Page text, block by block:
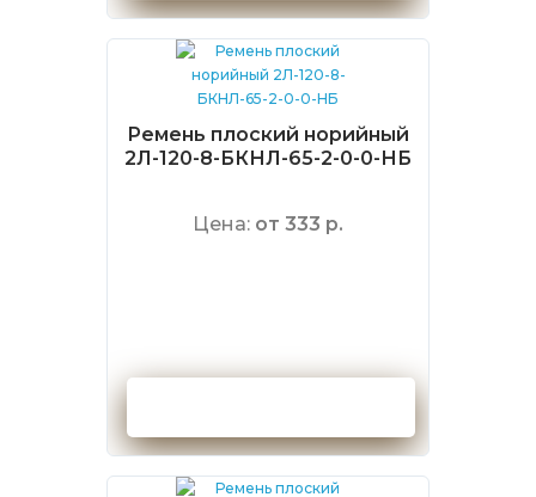
Ремень плоский норийный
2Л-120-8-БКНЛ-65-2-0-0-НБ
Цена: от 333 р.